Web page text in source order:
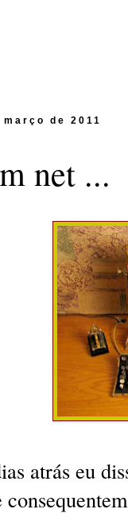
de 2011
net ...
atrás eu